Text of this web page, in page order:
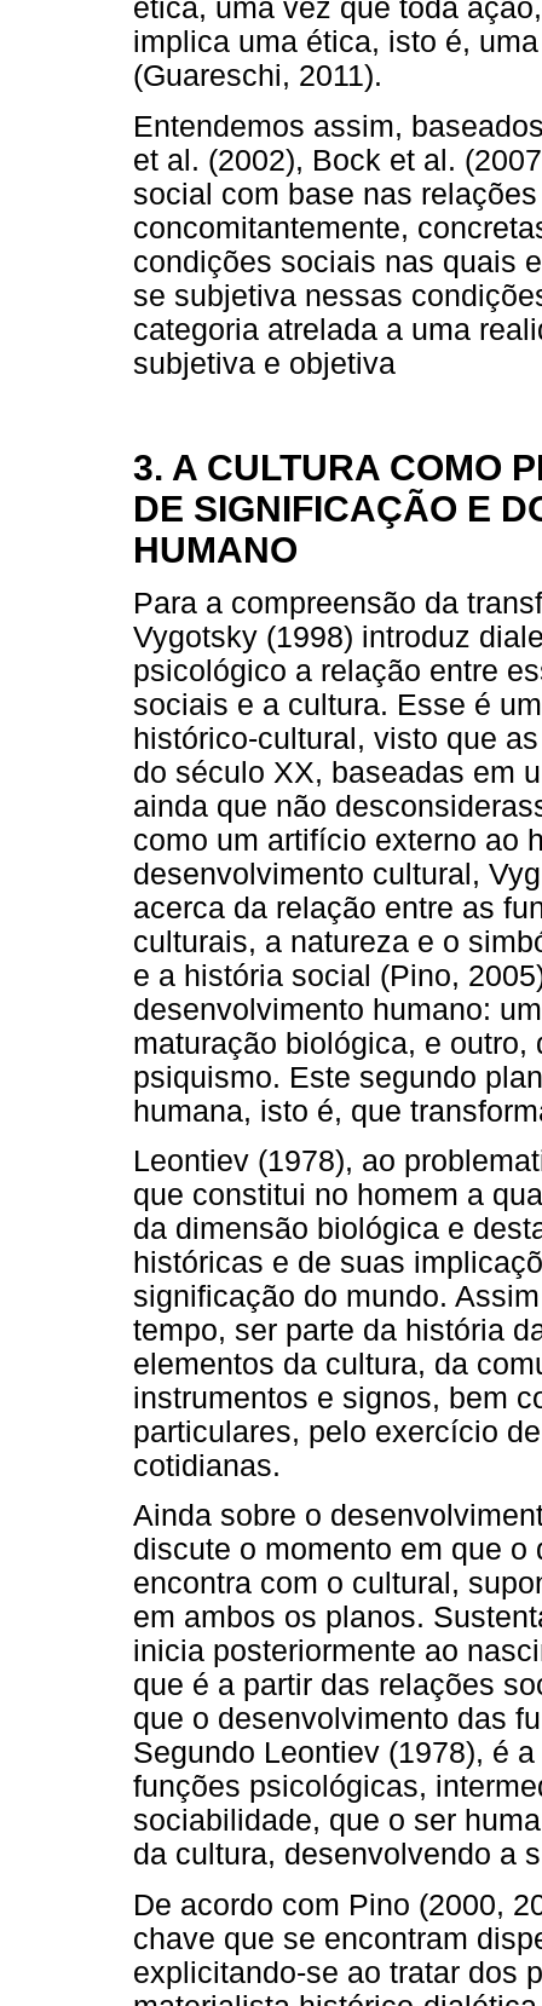
ética, uma vez que toda
implica uma ética, isto é,
(Guareschi, 2011).
Entendemos assim,
et al. (2002), Bock et al.
social com base nas
concomitantemente,
condições sociais nas quais
se subjetiva nessas
categoria atrelada a uma
subjetiva e objetiva
3. A CULTURA COMO
DE SIGNIFICAÇÃO E
HUMANO
Para a compreensão da
Vygotsky (1998) introduz
psicológico a relação entre
sociais e a cultura. Esse é
histórico-cultural, visto que
do século XX, baseadas em
ainda que não
como um artifício externo ao
desenvolvimento cultural,
acerca da relação entre as
culturais, a natureza e o
e a história social (Pino,
desenvolvimento humano:
maturação biológica, e
psiquismo. Este segundo
humana, isto é, que
Leontiev (1978), ao
que constitui no homem a
da dimensão biológica e
históricas e de suas
significação do mundo.
tempo, ser parte da história
elementos da cultura, da
instrumentos e signos, bem
particulares, pelo exercício
cotidianas.
Ainda sobre o
discute o momento em que
encontra com o cultural,
em ambos os planos.
inicia posteriormente ao
que é a partir das relações
que o desenvolvimento das
Segundo Leontiev (1978), é
funções psicológicas,
sociabilidade, que o ser
da cultura, desenvolvendo a
De acordo com Pino (2000,
chave que se encontram
explicitando-se ao tratar dos